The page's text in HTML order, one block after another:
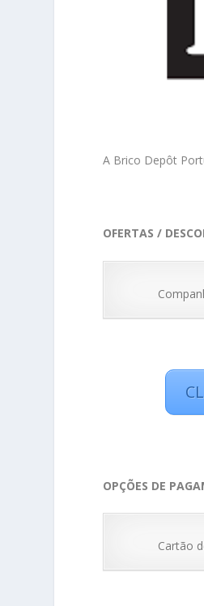
A Brico Depôt
OFERTAS /
OPÇÕES DE
Cartão